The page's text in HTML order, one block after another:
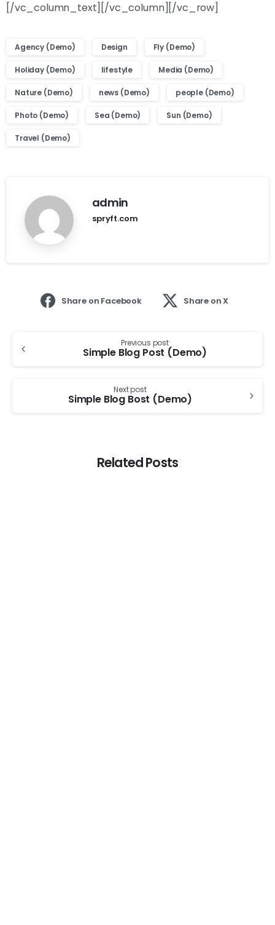
[/vc_column_text][/vc_column][/vc_row]
Agency (Demo) Design Fly (Demo)
Holiday (Demo) lifestyle Media (Demo)
Nature (Demo) news (Demo) people (Demo)
Photo (Demo) Sea (Demo) Sun (Demo)
Travel (Demo)
admin
spryft.com
Share on Facebook Share on X
Previous post
Simple Blog Post (Demo)
Next post
Simple Blog Bost (Demo)
Related Posts